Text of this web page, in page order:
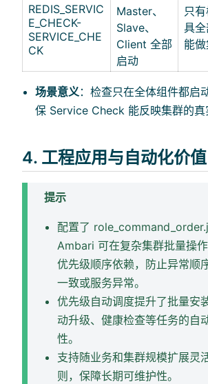
REDIS_SERVIC
E_CHECK-
SERVICE_CHE
CK
Master、
Slave、
Client 全部
启动
只
具
能
场景意义 ：检查只在全体组件都启
保 Service Check 能反映集群的真
4. 工程应用与自动化价值
提示
配置了
Ambari 可在复杂集群批量操
优先级顺序依赖，防止异常顺
一致或服务异常。
优先级自动调度提升了批量安
动升级、健康检查等任务的自
性。
支持随业务和集群规模扩展灵
则，保障长期可维护性。